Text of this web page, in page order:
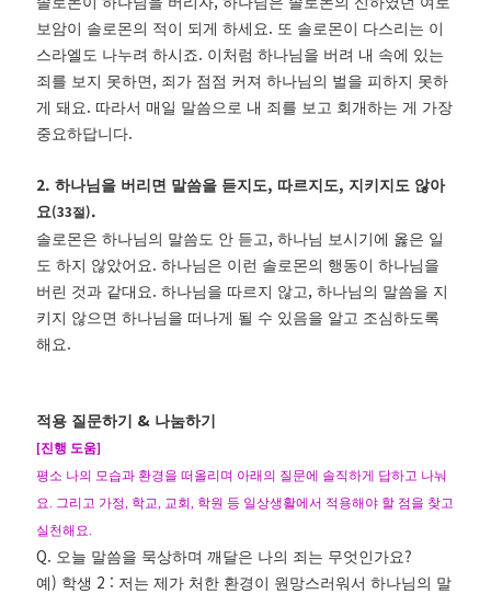
보암이 솔로몬의 적이 되게 하세요 . 또 솔로몬이 다스리는 이
스라엘도 나누려 하시죠. 이처럼 하나님을 버려 내 속에 있는
죄를 보지 못하면 , 죄가 점점 커져 하나님의 벌을 피하지 못하
게 돼요 . 따라서 매일 말씀으로 내 죄를 보고 회개하는 게 가장
중요하답니다.
2.하나님을 버리면 말씀을 듣지도, 따르지도, 지키지도 않아
요(33절).
솔로몬은 하나님의 말씀도 안 듣고 ,하나님 보시기에 옳은 일
도 하지 않았어요 .하나님은 이런 솔로몬의 행동이 하나님을
버린 것과 같대요 .하나님을 따르지 않고 ,하나님의 말씀을 지
키지 않으면 하나님을 떠나게 될 수 있음을 알고 조심하도록
해요 .
적용 질문하기 & 나눔하기
[진행 도움]
평소 나의 모습과 환경을 떠올리며 아래의 질문에 솔직하게 답하고 나눠
요
그리고 가정 학교 교회 학원 등 일상생활에서 적용해야 할 점을 찾고
실천해요
Q. 오늘 말씀을 묵상하며 깨달은 나의 죄는 무엇인가요?
예) 학생 2 : 저는 제가 처한 환경이 원망스러워서 하나님의 말